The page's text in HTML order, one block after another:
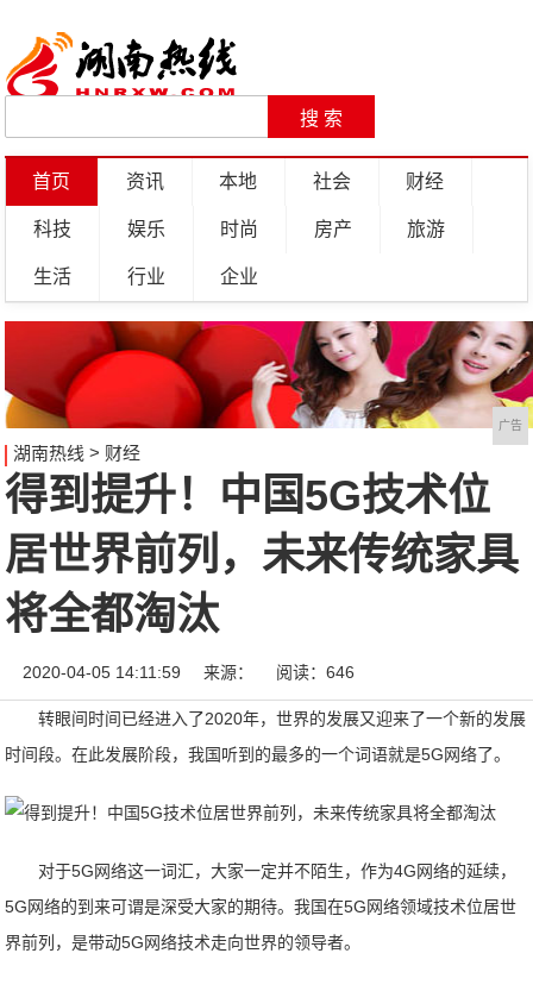
首页 资讯 本地 社会 财经
科技 娱乐 时尚 房产 旅游
生活 行业 企业
广告
湖南热线 > 财经
得到提升！中国5G技术位
居世界前列，未来传统家具
将全都淘汰
2020-04-05 14:11:59 来源： 阅读：646
转眼间时间已经进入了2020年，世界的发展又迎来了一个新的发展
时间段。在此发展阶段，我国听到的最多的一个词语就是5G网络了。
对于5G网络这一词汇，大家一定并不陌生，作为4G网络的延续，
5G网络的到来可谓是深受大家的期待。我国在5G网络领域技术位居世
界前列，是带动5G网络技术走向世界的领导者。